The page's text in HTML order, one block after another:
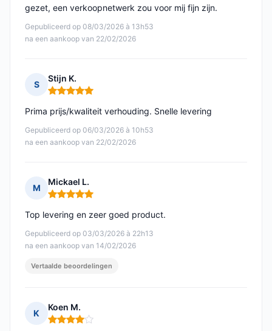
Gepubliceerd op 08/03/2026 à 13h53
na een aankoop van 22/02/2026
gezet, een verkoopnetwerk zou voor mij fijn zijn.
S
Stijn K.
Opmerking: 5 van 5
Gepubliceerd op 06/03/2026 à 10h53
na een aankoop van 22/02/2026
Prima prijs/kwaliteit verhouding. Snelle levering
M
Mickael L.
Opmerking: 5 van 5
Gepubliceerd op 03/03/2026 à 22h13
na een aankoop van 14/02/2026
Top levering en zeer goed product.
Vertaalde beoordelingen
K
Koen M.
Opmerking: 4 van 5